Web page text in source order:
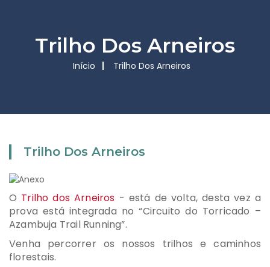
Trilho Dos Arneiros
Início Trilho Dos Arneiros
Trilho Dos Arneiros
O Trilho dos Arneiros - está de volta, desta vez a
prova está integrada no “Circuito do Torricado –
Azambuja Trail Running”.
Venha percorrer os nossos trilhos e caminhos
florestais.